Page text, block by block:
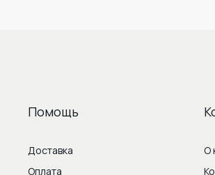
Помощь
Доставка
Оплата
О